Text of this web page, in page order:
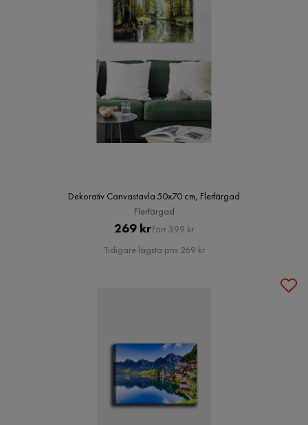
Dekorativ Canvastavla 50x70 cm, Flerfärgad
Flerfärgad
Pris
269 krOriginal
Pris
Förr 399 kr
Tidigare lägsta pris 269 kr